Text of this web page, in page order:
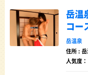
岳温
コー
岳温泉
住所 :
人気度：